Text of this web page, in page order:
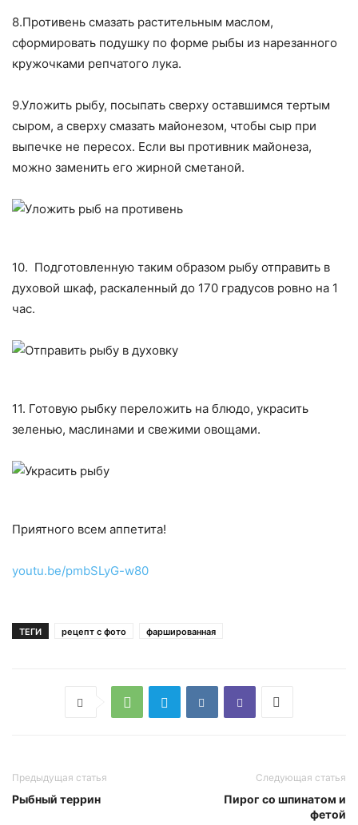
8.Противень смазать растительным маслом,
сформировать подушку по форме рыбы из нарезанного
кружочками репчатого лука.
9.Уложить рыбу, посыпать сверху оставшимся тертым
сыром, а сверху смазать майонезом, чтобы сыр при
выпечке не пересох. Если вы противник майонеза,
можно заменить его жирной сметаной.
10. Подготовленную таким образом рыбу отправить в
духовой шкаф, раскаленный до 170 градусов ровно на 1
час.
11. Готовую рыбку переложить на блюдо, украсить
зеленью, маслинами и свежими овощами.
Приятного всем аппетита!
youtu.be/pmbSLyG-w80
ТЕГИ рецепт с фото фаршированная
Предыдущая статья
Рыбный террин
Следующая статья
Пирог со шпинатом и
фетой